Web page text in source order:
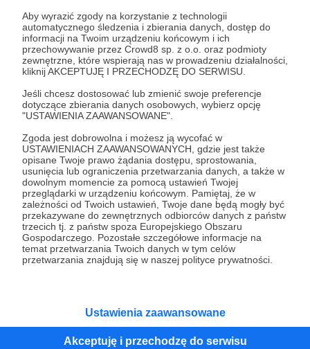
Aby wyrazić zgody na korzystanie z technologii
automatycznego śledzenia i zbierania danych, dostęp do
informacji na Twoim urządzeniu końcowym i ich
przechowywanie przez Crowd8 sp. z o.o. oraz podmioty
zewnętrzne, które wspierają nas w prowadzeniu działalności,
kliknij AKCEPTUJĘ I PRZECHODZĘ DO SERWISU.
Jeśli chcesz dostosować lub zmienić swoje preferencje
dotyczące zbierania danych osobowych, wybierz opcję
"USTAWIENIA ZAAWANSOWANE".
Zgoda jest dobrowolna i możesz ją wycofać w
USTAWIENIACH ZAAWANSOWANYCH, gdzie jest także
opisane Twoje prawo żądania dostępu, sprostowania,
usunięcia lub ograniczenia przetwarzania danych, a także w
dowolnym momencie za pomocą ustawień Twojej
przeglądarki w urządzeniu końcowym. Pamiętaj, że w
zależności od Twoich ustawień, Twoje dane będą mogły być
przekazywane do zewnętrznych odbiorców danych z państw
trzecich tj. z państw spoza Europejskiego Obszaru
Gospodarczego. Pozostałe szczegółowe informacje na
temat przetwarzania Twoich danych w tym celów
przetwarzania znajdują się w naszej polityce prywatności.
Ustawienia zaawansowane
Akceptuję i przechodzę do serwisu
Czy na pewno chcesz kontynuować?
Tak, przejdź do strony
Kategorie
O Patronite
Dodatkowe produkty
Pomoc
RegulaminPolityka prywatnościPatronite Commons
Unia Europejska